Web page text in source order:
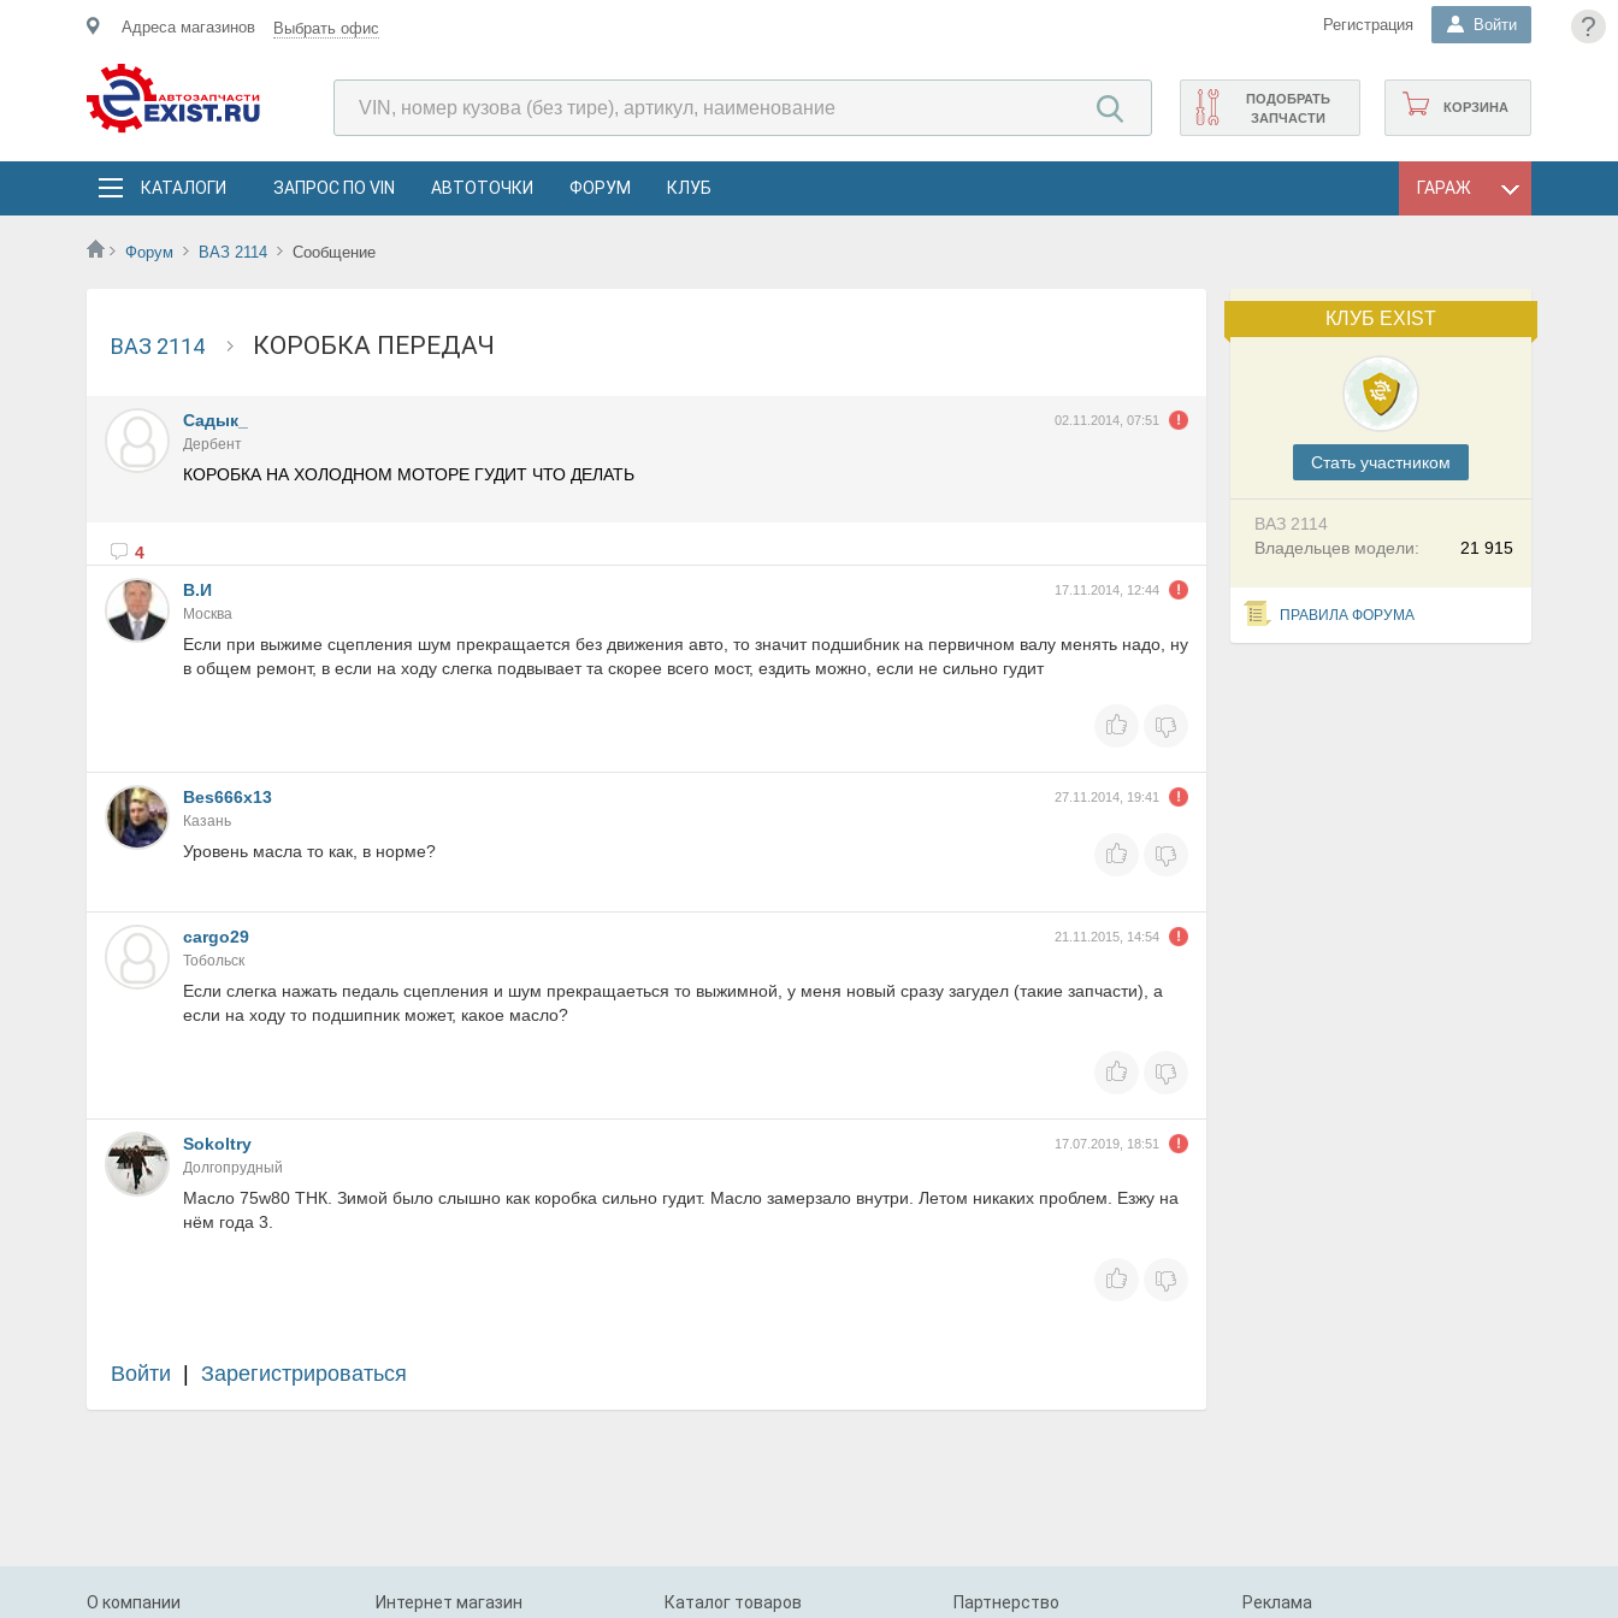
?
Адреса магазинов Выбрать офис Регистрация Войти
КОРЗИНА
ПОДОБРАТЬ
ЗАПЧАСТИ
КАТАЛОГИ ЗАПРОС ПО VIN АВТОТОЧКИ ФОРУМ КЛУБ ГАРАЖ
Форум ВАЗ 2114 Сообщение
КЛУБ EXIST
Cтать участником
ВАЗ 2114
21 915
Владельцев модели:
ПРАВИЛА ФОРУМА
ВАЗ 2114 КОРОБКА ПЕРЕДАЧ
Садык_ 02.11.2014, 07:51
Дербент
КОРОБКА НА ХОЛОДНОМ МОТОРЕ ГУДИТ ЧТО ДЕЛАТЬ
4
В.И
17.11.2014, 12:44
Москва
Если при выжиме сцепления шум прекращается без движения авто, то значит подшибник на первичном валу менять надо, ну
в общем ремонт, в если на ходу слегка подвывает та скорее всего мост, ездить можно, если не сильно гудит
Bes666x13 27.11.2014, 19:41
Казань
Уровень масла то как, в норме?
cargo29 21.11.2015, 14:54
Тобольск
Если слегка нажать педаль сцепления и шум прекращаеться то выжимной, у меня новый сразу загудел (такие запчасти), а
если на ходу то подшипник может, какое масло?
Sokoltry 17.07.2019, 18:51
Долгопрудный
Масло 75w80 ТНК. Зимой было слышно как коробка сильно гудит. Масло замерзало внутри. Летом никаких проблем. Езжу на
нём года 3.
Войти Зарегистрироваться
О компании Интернет магазин Каталог товаров Партнерство Реклама